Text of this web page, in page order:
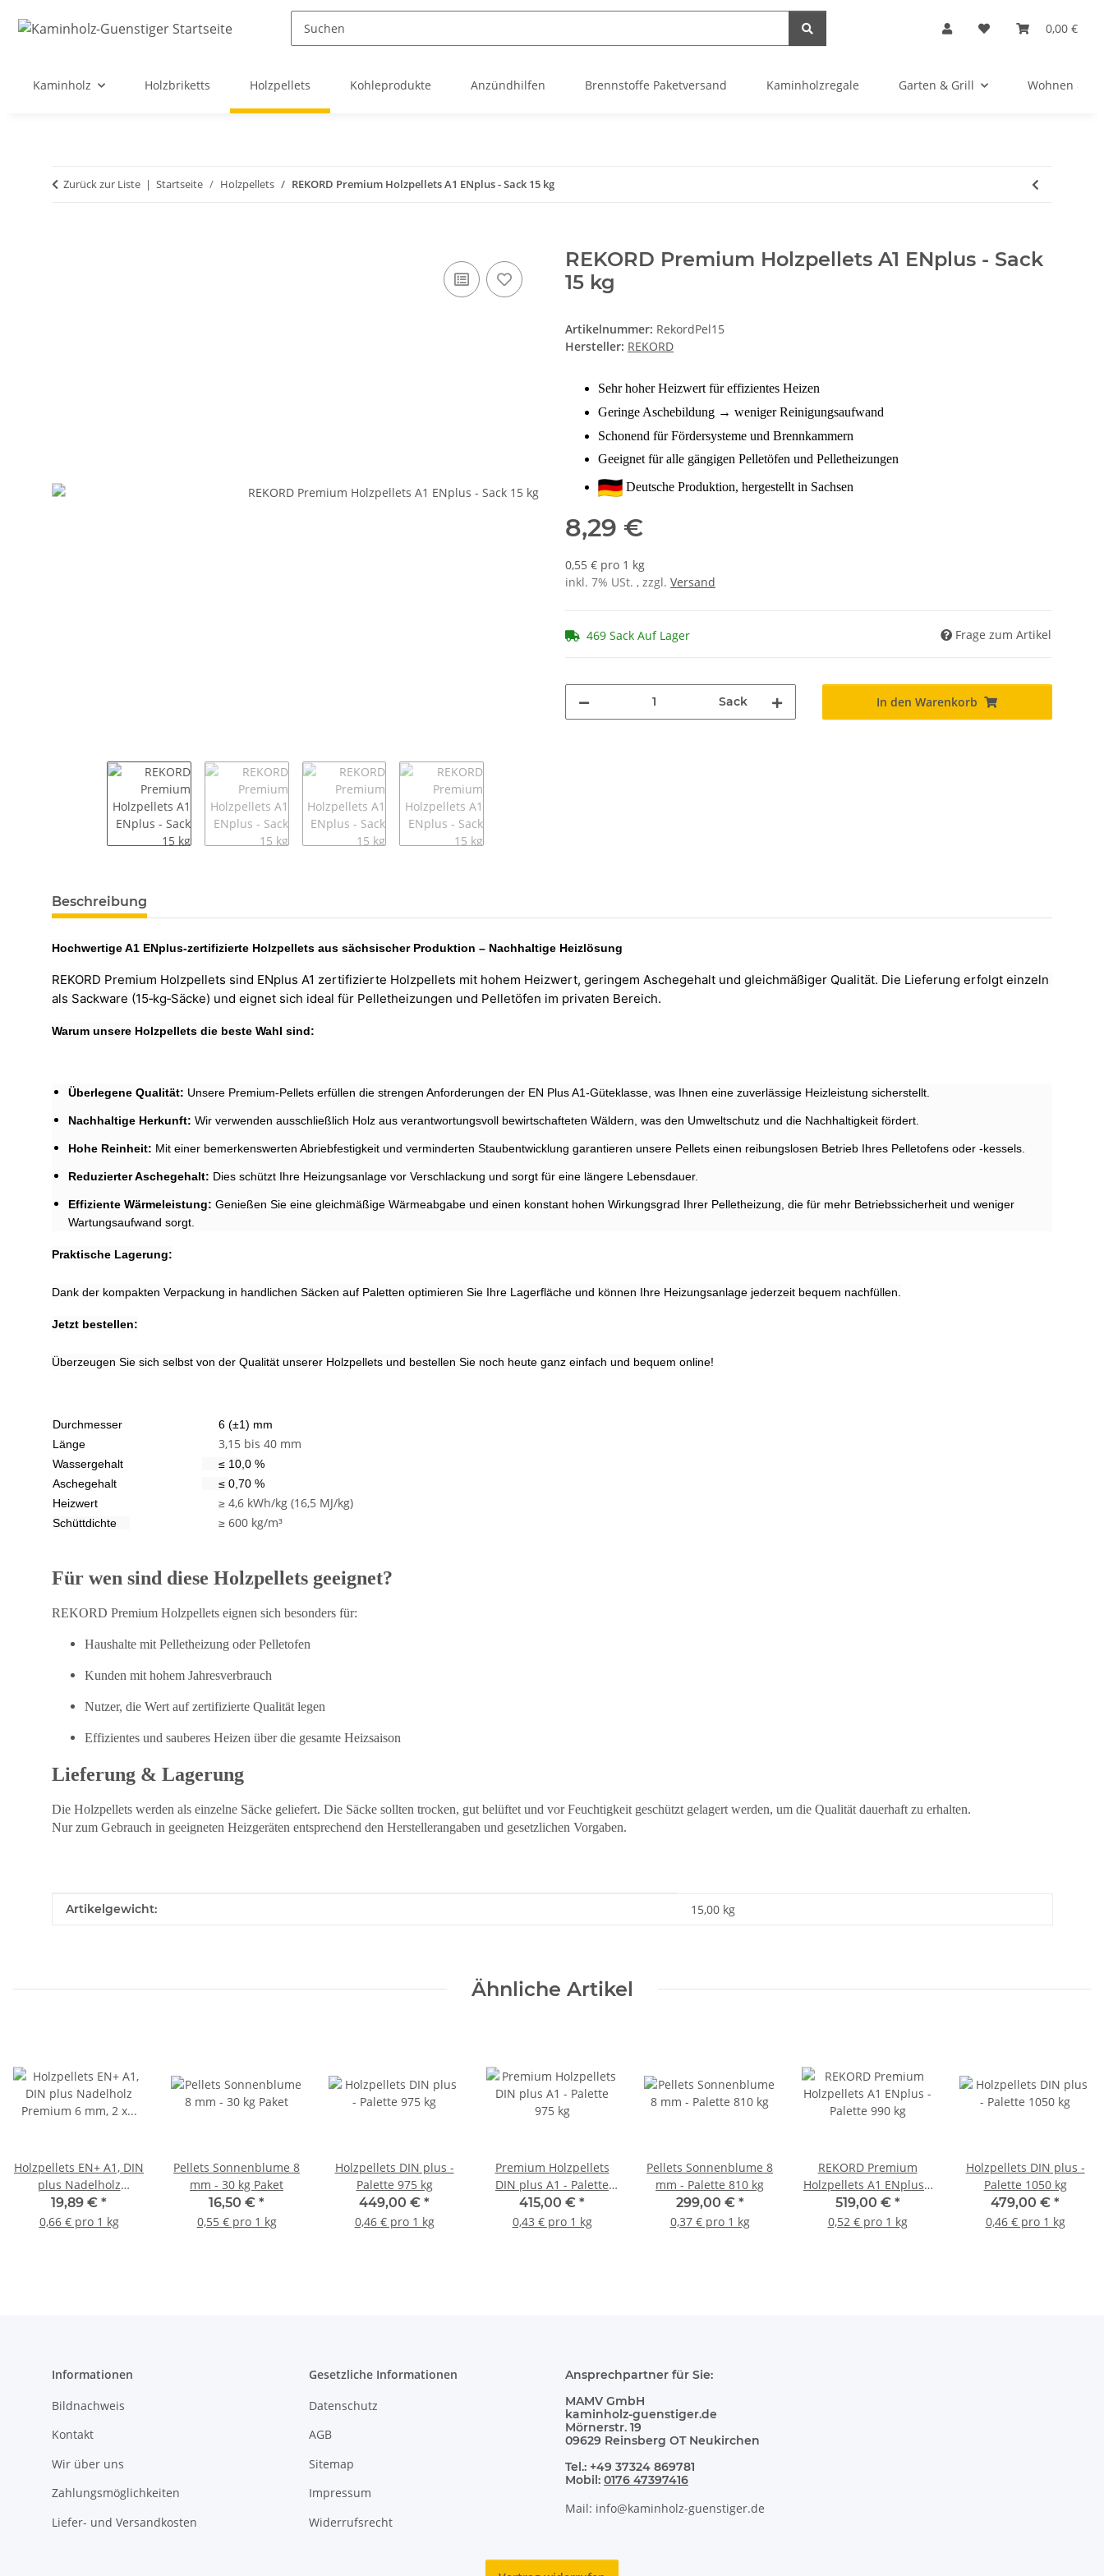
0,00 €
Kaminholz Holzbriketts Holzpellets Kohleprodukte Anzündhilfen Brennstoffe Paketversand Kaminholzregale Garten & Grill Wohnen &
Zurück zur Liste Startseite Holzpellets REKORD Premium Holzpellets A1 ENplus - Sack 15 kg
REKORD Premium Holzpellets A1 ENplus - Sack
15 kg
Artikelnummer: RekordPel15
Hersteller: REKORD
Sehr hoher Heizwert für effizientes Heizen
Geringe Aschebildung → weniger Reinigungsaufwand
Schonend für Fördersysteme und Brennkammern
Geeignet für alle gängigen Pelletöfen und Pelletheizungen
Deutsche Produktion, hergestellt in Sachsen
8,29 €
0,55 € pro 1 kg
inkl. 7% USt. , zzgl. Versand
469 Sack Auf Lager Frage zum Artikel
Sack In den Warenkorb
weitere Registerkarten anzeigen
Beschreibung
Hochwertige A1 ENplus-zertifizierte Holzpellets aus sächsischer Produktion – Nachhaltige Heizlösung
REKORD Premium Holzpellets sind ENplus A1 zertifizierte Holzpellets mit hohem Heizwert, geringem Aschegehalt und gleichmäßiger Qualität. Die Lieferung erfolgt einzeln
als Sackware (15‑kg‑Säcke) und eignet sich ideal für Pelletheizungen und Pelletöfen im privaten Bereich.
Warum unsere Holzpellets die beste Wahl sind:
Überlegene Qualität: Unsere Premium-Pellets erfüllen die strengen Anforderungen der EN Plus A1-Güteklasse, was Ihnen eine zuverlässige Heizleistung sicherstellt.
Nachhaltige Herkunft: Wir verwenden ausschließlich Holz aus verantwortungsvoll bewirtschafteten Wäldern, was den Umweltschutz und die Nachhaltigkeit fördert.
Hohe Reinheit: Mit einer bemerkenswerten Abriebfestigkeit und verminderten Staubentwicklung garantieren unsere Pellets einen reibungslosen Betrieb Ihres Pelletofens oder -kessels.
Reduzierter Aschegehalt: Dies schützt Ihre Heizungsanlage vor Verschlackung und sorgt für eine längere Lebensdauer.
Effiziente Wärmeleistung: Genießen Sie eine gleichmäßige Wärmeabgabe und einen konstant hohen Wirkungsgrad Ihrer Pelletheizung, die für mehr Betriebssicherheit und weniger
Wartungsaufwand sorgt.
Praktische Lagerung:
Dank der kompakten Verpackung in handlichen Säcken auf Paletten optimieren Sie Ihre Lagerfläche und können Ihre Heizungsanlage jederzeit bequem nachfüllen.
Jetzt bestellen:
Überzeugen Sie sich selbst von der Qualität unserer Holzpellets und bestellen Sie noch heute ganz einfach und bequem online!
Durchmesser
6 (±1) mm
Länge
3,15 bis 40 mm
Wassergehalt ≤ 10 ,0 %
Aschegehalt
≤ 0,70 %
Heizwert
≥ 4,6 kWh/kg (16,5 MJ/kg)
Schüttdichte ≥ 600 kg/m³
Für wen sind diese Holzpellets geeignet?
REKORD Premium Holzpellets eignen sich besonders für:
Haushalte mit Pelletheizung oder Pelletofen
Kunden mit hohem Jahresverbrauch
Nutzer, die Wert auf zertifizierte Qualität legen
Effizientes und sauberes Heizen über die gesamte Heizsaison
Lieferung & Lagerung
Die Holzpellets werden als einzelne Säcke geliefert. Die Säcke sollten trocken, gut belüftet und vor Feuchtigkeit geschützt gelagert werden, um die Qualität dauerhaft zu erhalten.
Nur zum Gebrauch in geeigneten Heizgeräten entsprechend den Herstellerangaben und gesetzlichen Vorgaben.
Produkteigenschaft
Wert
Artikelgewicht: 15,00 kg
Ähnliche Artikel
Holzpellets EN+ A1, DIN
plus Nadelholz
Premium 6 mm, 2 x 15
kg 30 kg
19,89 € *
0,66 € pro 1 kg
Pellets Sonnenblume 8
mm - 30 kg Paket
16,50 € *
0,55 € pro 1 kg
Holzpellets DIN plus -
Palette 975 kg
449,00 € *
0,46 € pro 1 kg
Premium Holzpellets
DIN plus A1 - Palette
975 kg
415,00 € *
0,43 € pro 1 kg
Pellets Sonnenblume 8
mm - Palette 810 kg
299,00 € *
0,37 € pro 1 kg
REKORD Premium
Holzpellets A1 ENplus -
Palette 990 kg
519,00 € *
0,52 € pro 1 kg
Holzpellets DIN plus -
Palette 1050 kg
479,00 € *
0,46 € pro 1 kg
Informationen
Bildnachweis
Kontakt
Wir über uns
Zahlungsmöglichkeiten
Liefer- und Versandkosten
Gesetzliche Informationen
Datenschutz
AGB
Sitemap
Impressum
Widerrufsrecht
Ansprechpartner für Sie:
MAMV GmbH
kaminholz-guenstiger.de
Mörnerstr. 19
09629 Reinsberg OT Neukirchen
Tel.: +49 37324 869781
Mobil: 0176 47397416
Mail: info@kaminholz-guenstiger.de